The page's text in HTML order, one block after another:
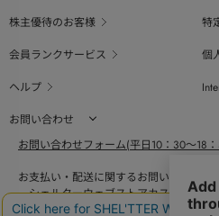
株主優待のお客様
特
会員ランクサービス
個
ヘルプ
お問い合わせ
お問い合わせフォーム(平日10：30～18
お支払い・配送に関するお問い合わせ（
シェルターウェブストアカスタマーセ
0800-123-6820